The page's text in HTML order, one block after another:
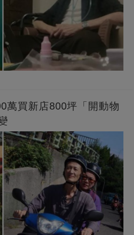
萬買新店800坪「開動物